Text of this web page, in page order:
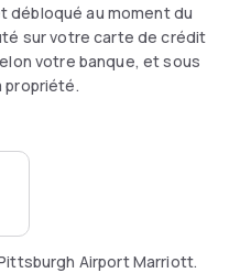
débloqué au moment du
sur votre carte de crédit
votre banque, et sous
propriété.
Airport Marriott.